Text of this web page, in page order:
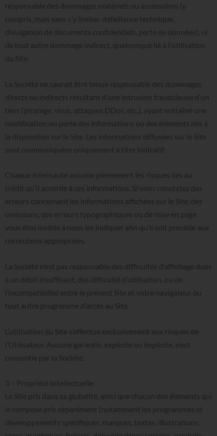
responsable des dommages matériels ou accessoires (y
compris, mais sans s’y limiter, défaillance technique,
divulgation de documents confidentiels, perte de données), ni
de tout autre dommage indirect, quelconque lié à l’utilisation
du Site.
La Société ne saurait être tenue responsable des dommages
directs ou indirects résultant d’une intrusion frauduleuse d’un
tiers (piratage, virus, attaques DDos, etc.), ayant entraîné une
modification ou perte des informations ou des éléments mis à
la disposition sur le Site. Les informations diffusées sur le Site
sont communiquées uniquement à titre indicatif.
Chaque internaute assume pleinement les risques liés au
crédit qu’il accorde à ces informations. Si vous constatez des
erreurs concernant les informations affichées sur le Site, des
omissions, des erreurs typographiques ou de mise en page,
vous êtes invités à nous les indiquer afin qu’il soit procédé aux
corrections appropriées.
La Société n’est pas responsable des difficultés d’affichage dues
à un débit insuffisant, des difficulté d’utilisation, ou de
l’incompatibilité entre le présent Site et votre navigateur ou
tout autre programme d’accès au Site.
L’utilisation du Site s’effectue exclusivement aux risques de
l’Utilisateur. Aucune garantie, explicite ou implicite, n’est
consentie par la Société.
3 – Propriété Intellectuelle
Le Site pris dans sa globalité, ainsi que chacun des éléments qui
le compose pris séparément (notamment les programmes et
développements spécifiques, marques, textes, illustrations,